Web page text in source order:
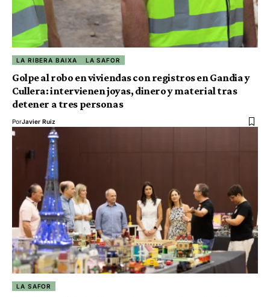
LA RIBERA BAIXA LA SAFOR
Golpe al robo en viviendas con registros en Gandia y
Cullera: intervienen joyas, dinero y material tras
detener a tres personas
PorJavier Ruiz
LA SAFOR